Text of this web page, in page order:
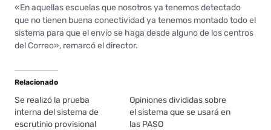
«En aquellas escuelas que nosotros ya tenemos detectado
que no tienen buena conectividad ya tenemos montado todo el
sistema para que el envío se haga desde alguno de los centros
del Correo», remarcó el director.
Relacionado
Se realizó la prueba
interna del sistema de
escrutinio provisional
Opiniones divididas sobre
el sistema que se usará en
las PASO